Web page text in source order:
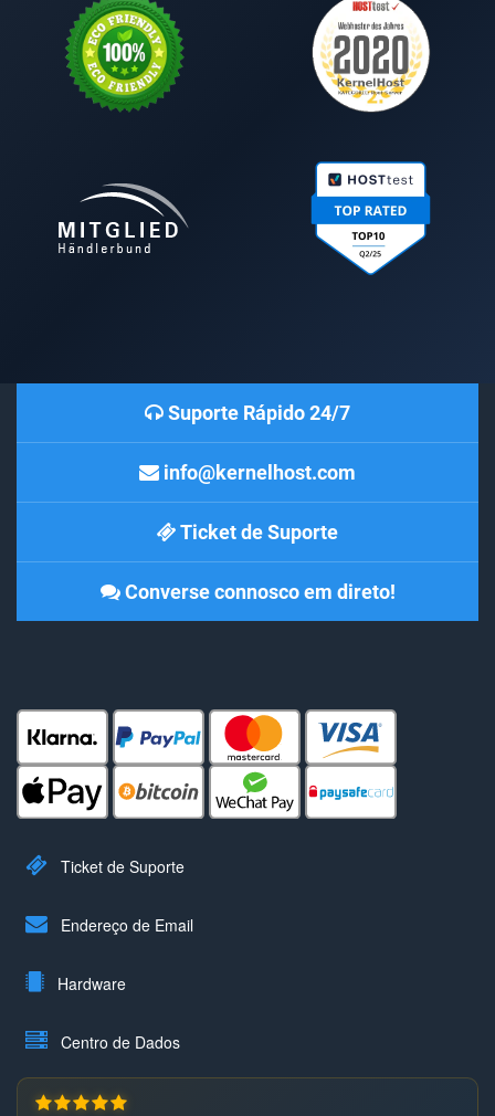
Suporte Rápido 24/7
info@kernelhost.com
Ticket de Suporte
Converse connosco em direto!
Ticket de Suporte
Endereço de Email
Hardware
Centro de Dados